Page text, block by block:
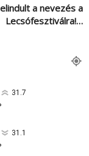
a nevezés a
Lecsófesztiválra!…
31.7
31.1